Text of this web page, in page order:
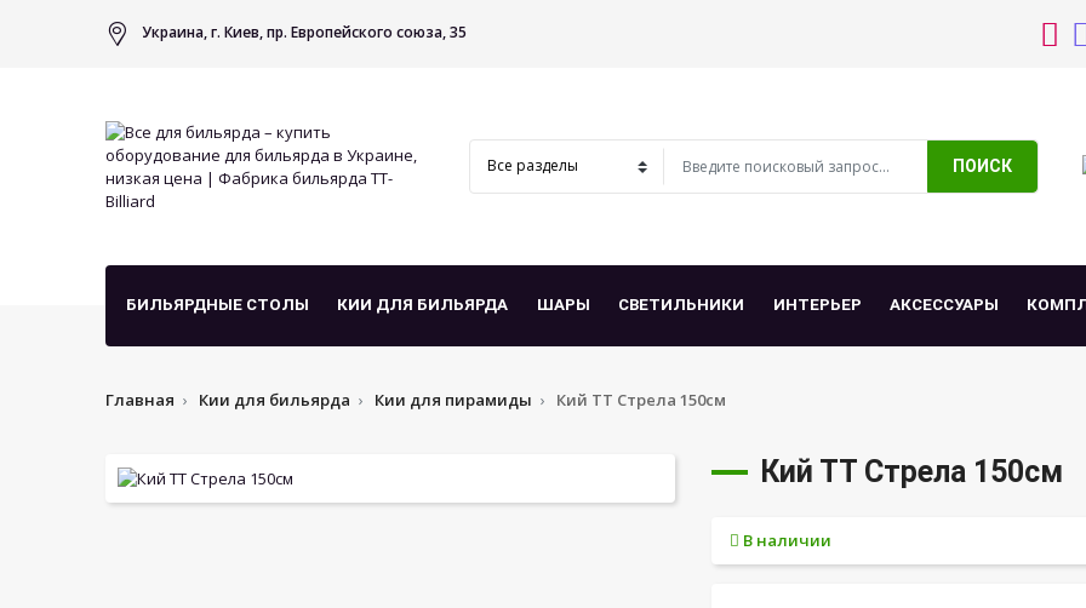
Украина, г. Киев, пр. Европейского союза, 35
ПОИСК
БИЛЬЯРДНЫЕ СТОЛЫ КИИ ДЛЯ БИЛЬЯРДА ШАРЫ СВЕТИЛЬНИКИ ИНТЕРЬЕР АКСЕССУАРЫ
Главная Кии для бильярда Кии для пирамиды Кий ТТ Стрела 150см
Кий ТТ Стрела 150см
В наличии